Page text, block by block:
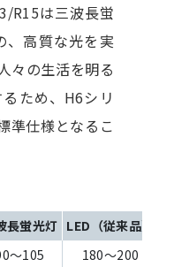
R15は三波長蛍
、高質な光を実
々の生活を明る
ため、H6シリ
準仕様となるこ
長蛍光灯 LED（従来品）
～105 180～200